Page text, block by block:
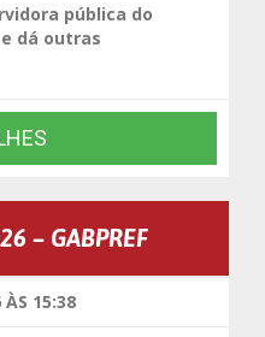
pública do
dá outras
– GABPREF
15:38